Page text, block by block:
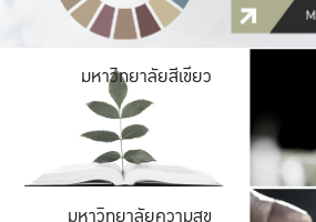
มหาวิทยาลัยสีเขียว
มหาวิทยาลัยความสุข